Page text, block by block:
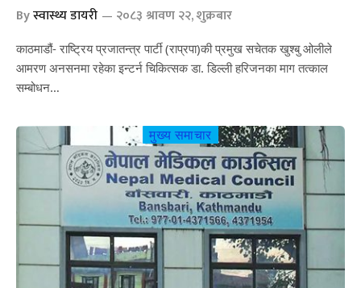
Byस्वास्थ्य डायरी २०८३ श्रावण २२, शुक्रबार
काठमाडौं- राष्ट्रिय प्रजातन्त्र पार्टी (राप्रपा)की प्रमुख सचेतक खुश्बु ओलीले
आमरण अनसनमा रहेका इन्टर्न चिकित्सक डा. डिल्ली हरिजनका माग तत्काल
सम्बोधन…
मुख्य समाचार